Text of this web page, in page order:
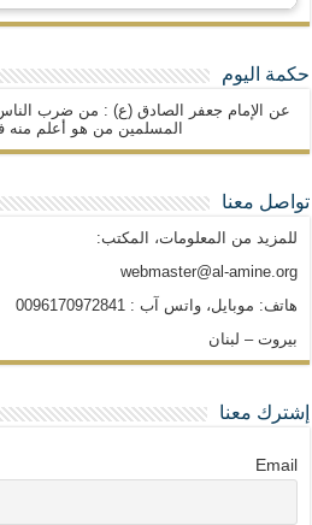
حكمة اليوم
عن الإمام جعفر الصادق (ع) : من ضرب
المسلمين من هو أعلم
تواصل معنا
للمزيد من المعلومات، المكتب:
webmaster@al-amine.org
هاتف: موبايل، واتس آب : 0096170972841
بيروت – لبنان
إشترك معنا
Email